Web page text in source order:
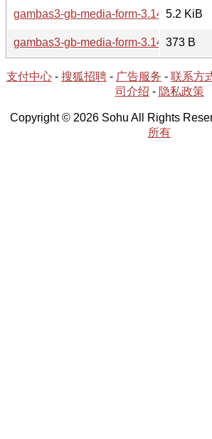
gambas3-gb-media-form-3.14.3-1.tar.xz
5.2 KiB
gambas3-gb-media-form-3.14.3-1.hint
373 B
支付中心 - 搜狐招聘 - 广告服务 - 联系方
司介绍 - 隐私政策
Copyright © 2026 Sohu All Rights
所有